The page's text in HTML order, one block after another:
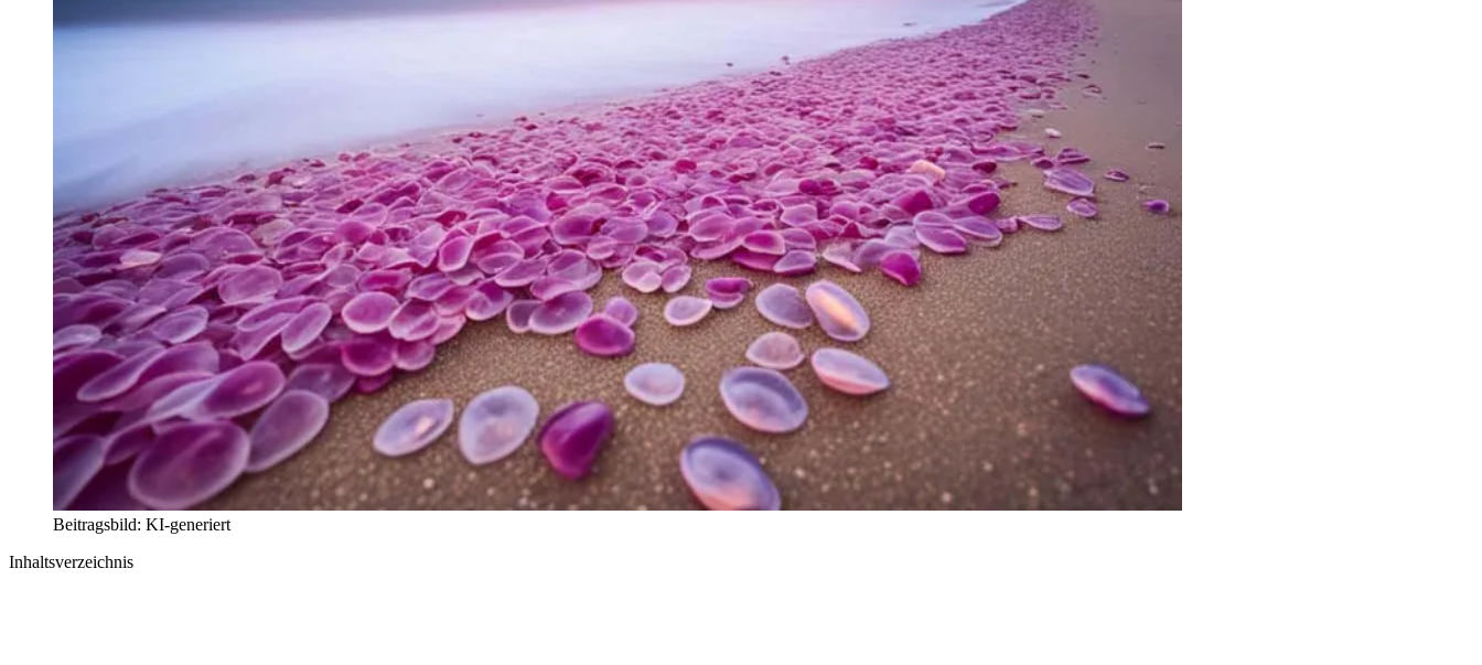
Beitragsbild: KI-generiert
Inhaltsverzeichnis